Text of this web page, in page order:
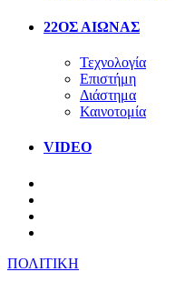
22ΟΣ ΑΙΩΝΑΣ
Τεχνολογία
Επιστήμη
Διάστημα
Καινοτομία
VIDEO
ΠΟΛΙΤΙΚΗ